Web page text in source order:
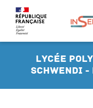
Lycée
Schwendi -